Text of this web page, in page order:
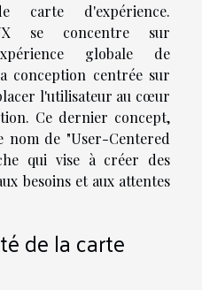
d'expérience.
se concentre sur
globale de
conception centrée sur
l'utilisateur au cœur
Ce dernier concept,
nom de "User-Centered
qui vise à créer des
besoins et aux attentes
de la carte